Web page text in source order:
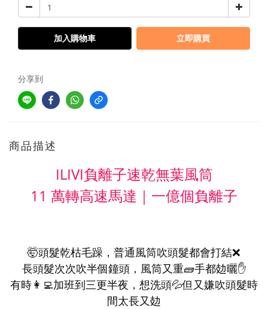
加入購物車 立即購買
分享到
商品描述
ILIVI負離子速乾無葉風筒
11 萬轉高速馬達｜一億個負離子
🤯頭髮乾枯毛躁，普通風筒吹頭髮都會打結❌
長頭髮次次吹半個鐘頭，風筒又重🧱手都攰曬✋
有時👩‍💻加班到三更半夜，想洗頭💦但又嫌吹頭髮時
間太長又攰